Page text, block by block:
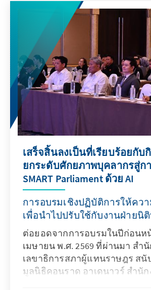
เสร็จสิ้นลงเป็นที่เรียบร้อยกับ
ยกระดับศักยภาพบุคลากรสู่ก
SMART Parliament ด้วย AI
การอบรมเชิงปฏิบัติการให้คว
เพื่อนำไปปรับใช้กับงานฝ่าย
ต่อยอดจากการอบรมในปีก่อนห
เมษายน พ.ศ. 2569 ที่ผ่านมา สำ
เลขาธิการสภาผู้แทนราษฎร สนั
มูลนิธิคอนราด อาเดนาวร์ สำนัก